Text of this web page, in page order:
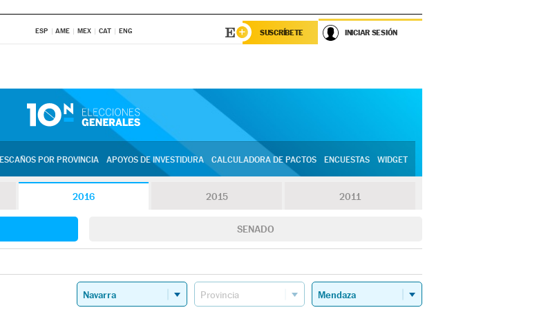
ESP AME MEX CAT ENG SUSCRÍBETE INICIAR SESIÓN
ESCAÑOS POR PROVINCIA APOYOS DE INVESTIDURA CALCULADORA DE PACTOS ENCUESTAS WIDGET
2016 2015 2011
SENADO